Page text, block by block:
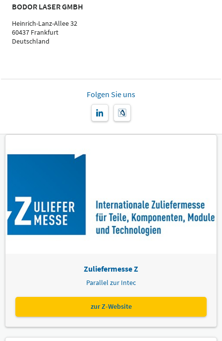
BODOR LASER GMBH
Heinrich-Lanz-Allee 32
60437 Frankfurt
Deutschland
Folgen Sie uns
Zuliefermesse Z
Parallel zur Intec
zur Z-Website